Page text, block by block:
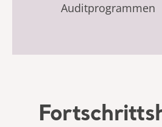
Auditprogrammen